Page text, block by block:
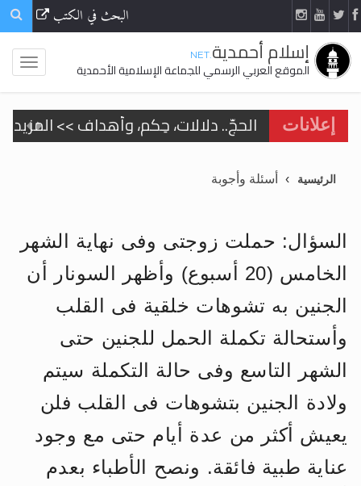
البحث في الكتب
إسلام أحمدية.NET
الموقع العربي الرسمي للجماعة الإسلامية الأحمدية
إعلانات
الحجّ.. دلالات، حِكم، وأهداف >> المزيد
اقرأ هذا المقال في أهمية عيد
الحجّ.. دلالات، حِكم، وأهداف >> المزيد
تعميم هامّ لأفراد الجماعة >> المزيد
تعميم هامّ لأفراد الجماعة >> المزيد
اقرأ هذا الكتاب وتعرّف على حقيقة
الرئيسية أسئلة وأجوبة
السؤال: حملت زوجتى وفى نهاية الشهر
الخامس (20 أسبوع) وأظهر السونار أن
الجنين به تشوهات خلقية فى القلب
وأستحالة تكملة الحمل للجنين حتى
الشهر التاسع وفى حالة التكملة سيتم
ولادة الجنين بتشوهات فى القلب فلن
يعيش أكثر من عدة أيام حتى مع وجود
عناية طبية فائقة. ونصح الأطباء بعدم